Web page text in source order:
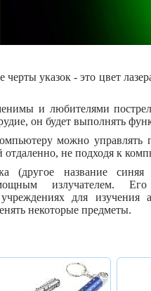
черты указок - это цвет
и любителями
он будет выполнять
можно управлять
не подходя к
(другое название синяя
излучателем.
учреждениях для изучения
некоторые предметы.